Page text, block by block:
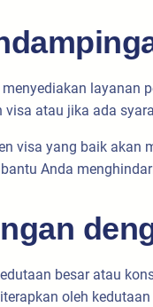
atau jika ada
visa yang baik
Anda
besar atau
oleh